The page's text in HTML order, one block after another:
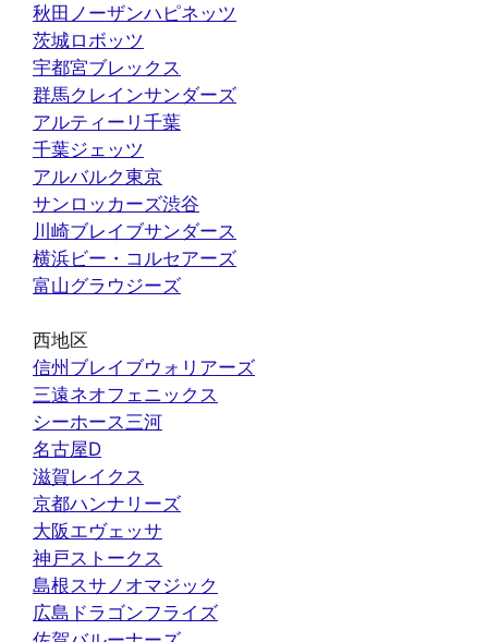
秋田ノーザンハピネッツ
茨城ロボッツ
宇都宮ブレックス
群馬クレインサンダーズ
アルティーリ千葉
千葉ジェッツ
アルバルク東京
サンロッカーズ渋谷
川崎ブレイブサンダース
横浜ビー・コルセアーズ
富山グラウジーズ
西地区
信州ブレイブウォリアーズ
三遠ネオフェニックス
シーホース三河
名古屋D
滋賀レイクス
京都ハンナリーズ
大阪エヴェッサ
神戸ストークス
島根スサノオマジック
広島ドラゴンフライズ